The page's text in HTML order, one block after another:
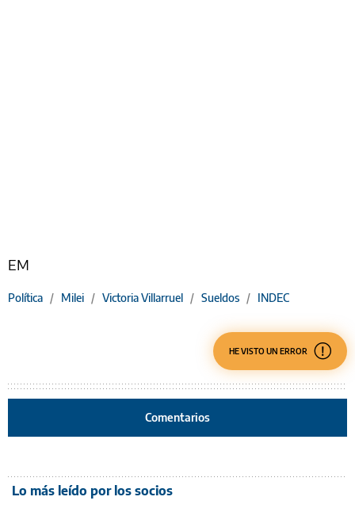
EM
Política / Milei / Victoria Villarruel / Sueldos / INDEC
HE VISTO UN ERROR
Comentarios
Lo más leído por los socios